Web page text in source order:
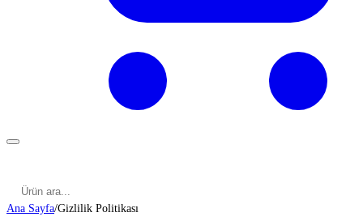
Ana Sayfa/Gizlilik Politikası